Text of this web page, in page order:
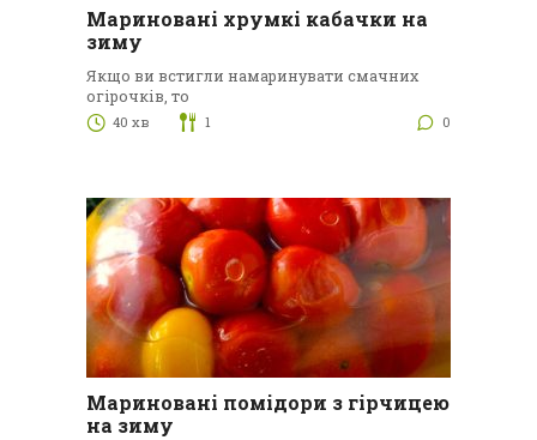
Мариновані хрумкі кабачки на
зиму
Якщо ви встигли намаринувати смачних
огірочків, то
40 хв 1 0
Мариновані помідори з гірчицею
на зиму